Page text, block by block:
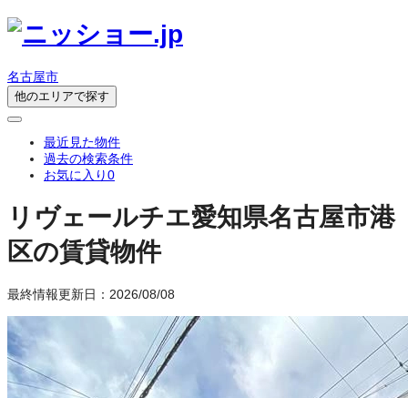
名古屋市
他のエリアで探す
最近見た物件
過去の検索条件
お気に入り0
リヴェールチエ愛知県名古屋市港
区の賃貸物件
最終情報更新日：2026/08/08